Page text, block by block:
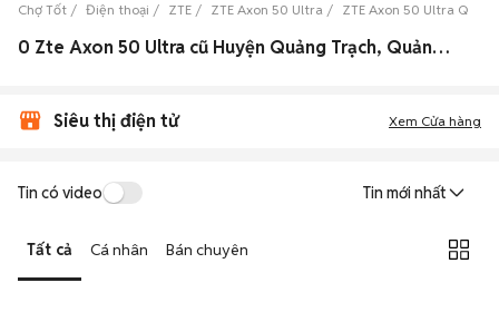
Chợ Tốt Điện thoại ZTE ZTE Axon 50 Ultra ZTE Axon 50 Ultra
0 Zte Axon 50 Ultra cũ Huyện Quảng Trạch, Quảng Bình đẹp
Siêu thị điện tử Xem Cửa hàng
Tin có video Tin mới nhất
Tất cả Cá nhân Bán chuyên